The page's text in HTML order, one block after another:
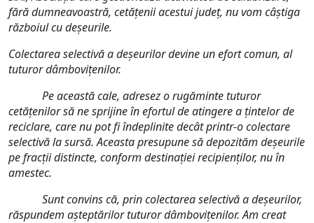
fără dumneavoastră, cetățenii acestui județ, nu vom câștiga
războiul cu deșeurile.
Colectarea selectivă a deșeurilor devine un efort comun, al
tuturor dâmbovițenilor.
Pe această cale, adresez o rugăminte tuturor
cetățenilor să ne sprijine în efortul de atingere a țintelor de
reciclare, care nu pot fi îndeplinite decât printr-o colectare
selectivă la sursă. Aceasta presupune să depozităm deșeurile
pe fracții distincte, conform destinației recipienților, nu în
amestec.
Sunt convins că, prin colectarea selectivă a deșeurilor,
răspundem așteptărilor tuturor dâmbovițenilor. Am creat